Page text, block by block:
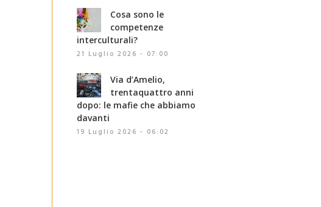
Cosa sono le
competenze
interculturali?
21 Luglio 2026 - 07:00
Via d’Amelio,
trentaquattro anni
dopo: le mafie che abbiamo
davanti
19 Luglio 2026 - 06:02